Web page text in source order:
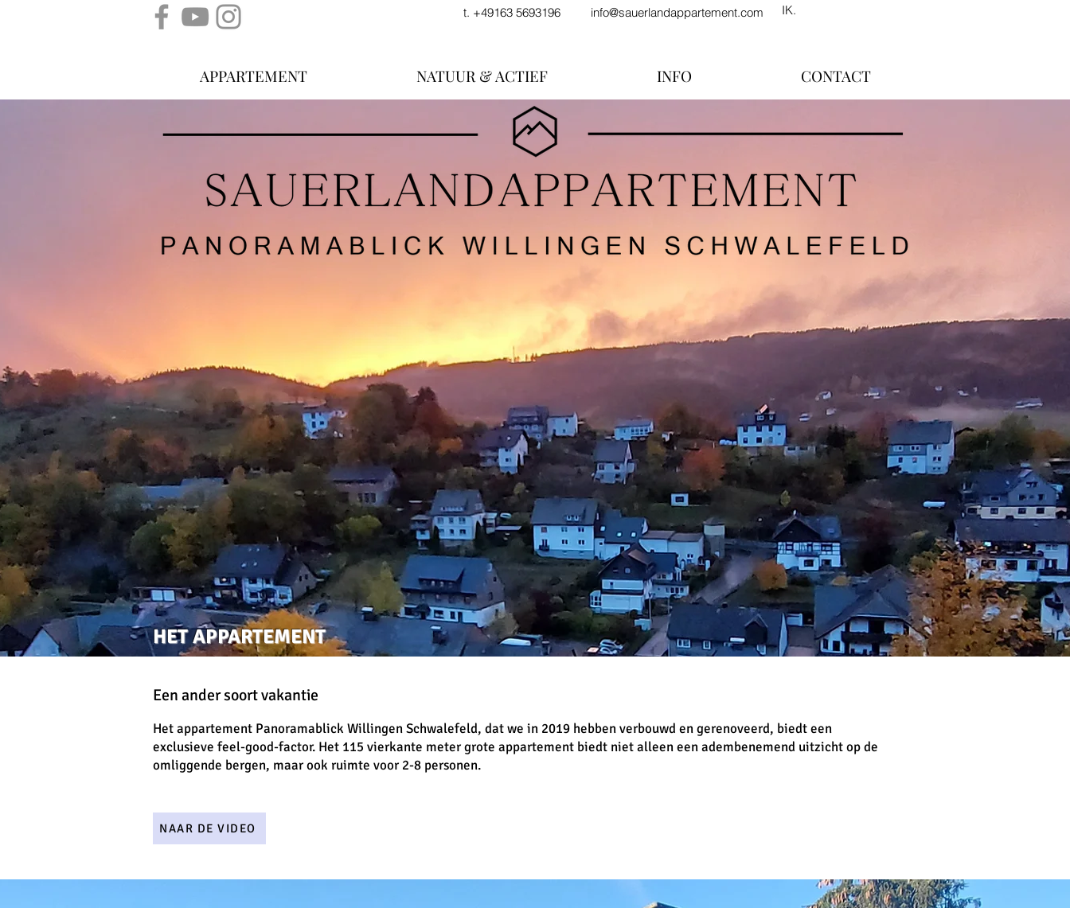
t. +49163 5693196 info@sauerlandappartement.com IK.
APPARTEMENT NATUUR & ACTIEF INFO CONTACT
SAUERLANDAPPARTEMENT PANORAMISCH UITZICHT WILLINGEN
SCHWALEFELD
HET APPARTEMENT
Een ander soort vakantie
Het appartement Panoramablick Willingen Schwalefeld, dat we in 2019 hebben verbouwd en gerenoveerd, biedt een
exclusieve feel-good-factor. Het 115 vierkante meter grote appartement biedt niet alleen een adembenemend uitzicht op de
omliggende bergen, maar ook ruimte voor 2-8 personen.
NAAR DE VIDEO